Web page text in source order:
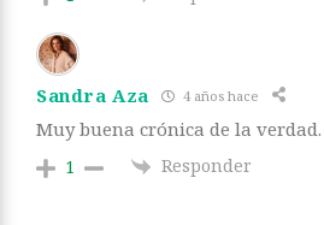
Sandra Aza 4 años hace
Muy buena crónica de la verdad.
1 Responder